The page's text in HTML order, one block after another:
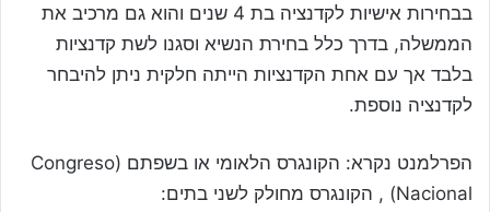
בבחירות אישיות לקדנציה בת 4 שנים והוא גם מרכיב את
הממשלה, בדרך כלל בחירת הנשיא וסגנו לשת קדנציות
בלבד אך עם אחת הקדנציות הייתה חלקית ניתן להיבחר
לקדנציה נוספת.
הפרלמנט נקרא: הקונגרס הלאומי או בשפתם (Congreso
Nacional) , הקונגרס מחולק לשני בתים: